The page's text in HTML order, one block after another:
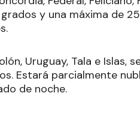
y una máxima de
Uruguay, Tala e Islas,
Estará parcialmente
de noche.